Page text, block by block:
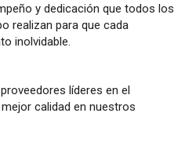
y dedicación que todos los
realizan para que cada
inolvidable.
líderes en el
calidad en nuestros